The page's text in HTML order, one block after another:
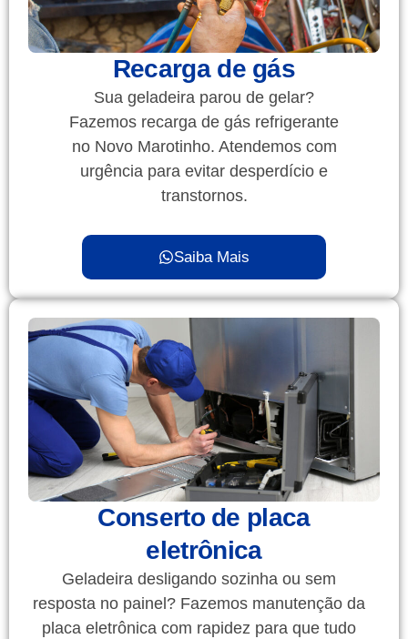
Recarga de gás
Sua geladeira parou de gelar?
Fazemos recarga de gás refrigerante
no Novo Marotinho. Atendemos com
urgência para evitar desperdício e
transtornos.
Saiba Mais
Conserto de placa
eletrônica
Geladeira desligando sozinha ou sem
resposta no painel? Fazemos manutenção da
placa eletrônica com rapidez para que tudo